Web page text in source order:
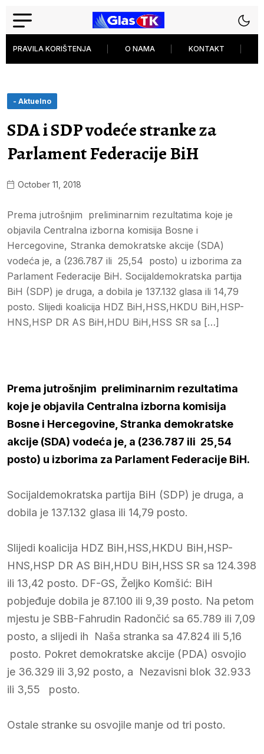
PRAVILA KORIŠTENJA O NAMA KONTAKT
- Aktuelno
SDA i SDP vodeće stranke za
Parlament Federacije BiH
October 11, 2018
Prema jutrošnjim preliminarnim rezultatima koje je
objavila Centralna izborna komisija Bosne i
Hercegovine, Stranka demokratske akcije (SDA)
vodeća je, a (236.787 ili 25,54 posto) u izborima za
Parlament Federacije BiH. Socijaldemokratska partija
BiH (SDP) je druga, a dobila je 137.132 glasa ili 14,79
posto. Slijedi koalicija HDZ BiH,HSS,HKDU BiH,HSP-
HNS,HSP DR AS BiH,HDU BiH,HSS SR sa […]
Prema jutrošnjim preliminarnim rezultatima
koje je objavila Centralna izborna komisija
Bosne i Hercegovine, Stranka demokratske
akcije (SDA) vodeća je, a (236.787 ili 25,54
posto) u izborima za Parlament Federacije BiH.
Socijaldemokratska partija BiH (SDP) je druga, a
dobila je 137.132 glasa ili 14,79 posto.
Slijedi koalicija HDZ BiH,HSS,HKDU BiH,HSP-
HNS,HSP DR AS BiH,HDU BiH,HSS SR sa 124.398
ili 13,42 posto. DF-GS, Željko Komšić: BiH
pobjeđuje dobila je 87.100 ili 9,39 posto. Na petom
mjestu je SBB-Fahrudin Radončić sa 65.789 ili 7,09
posto, a slijedi ih Naša stranka sa 47.824 ili 5,16
posto. Pokret demokratske akcije (PDA) osvojio
je 36.329 ili 3,92 posto, a Nezavisni blok 32.933
ili 3,55 posto.
Ostale stranke su osvojile manje od tri posto.